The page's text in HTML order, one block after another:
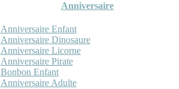
Anniversaire
Anniversaire Enfant
Anniversaire Dinosaure
Anniversaire Licorne
Anniversaire Pirate
Bonbon Enfant
Anniversaire Adulte